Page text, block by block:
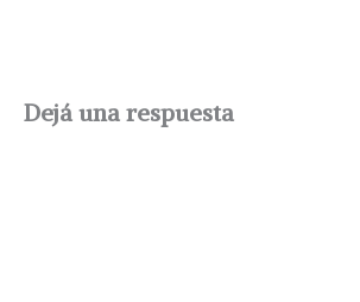
Dejá una respuesta